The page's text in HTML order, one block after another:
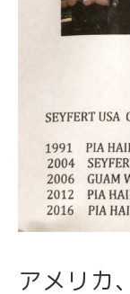
アメリカ